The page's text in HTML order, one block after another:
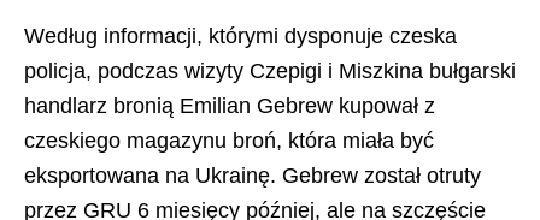
Według informacji, którymi dysponuje czeska
policja, podczas wizyty Czepigi i Miszkina bułgarski
handlarz bronią Emilian Gebrew kupował z
czeskiego magazynu broń, która miała być
eksportowana na Ukrainę. Gebrew został otruty
przez GRU 6 miesięcy później, ale na szczęście